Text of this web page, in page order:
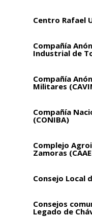
Centro Rafael
Compañía
Industrial de
Compañía
Militares
Compañía
(CONIBA)
Complejo
Zamoras
Consejo Local
Consejos
Legado de